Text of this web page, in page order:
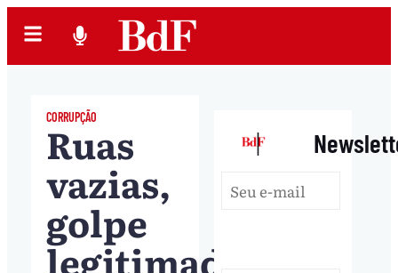
CORRUPÇÃO
Ruas
vazias,
golpe
legitimado:
|